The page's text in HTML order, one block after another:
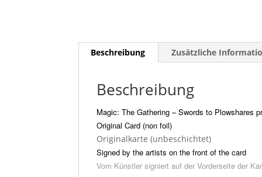
Beschreibung Zusätzliche
Beschreibung
Magic: The Gathering – Swords to Plowshares
Original Card (non foil)
Originalkarte (unbeschichtet)
Signed by the artists on the front of the card
Vom Künstler signiert auf der Vorderseite der